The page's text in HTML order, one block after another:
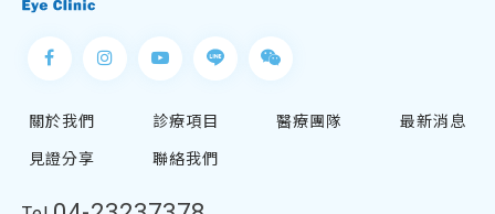
關於我們 診療項目 醫療團隊 最新消息
見證分享 聯絡我們